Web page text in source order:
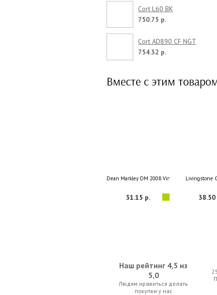
Cort L60 BK
750.75 р.
Cort AD890 CF NGT
754.32 р.
Вместе с этим
Dean Markley DM 2008 VintageBronze™
31.15 р.
Livingstone
38.50
Musedo MC-1 Cherub
Наш рейтинг 4,5 из
5,0
Людям нравиться делать
покупки у нас